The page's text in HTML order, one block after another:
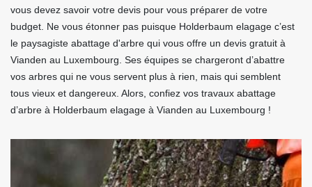
vous devez savoir votre devis pour vous préparer de votre
budget. Ne vous étonner pas puisque Holderbaum elagage c’est
le paysagiste abattage d'arbre qui vous offre un devis gratuit à
Vianden au Luxembourg. Ses équipes se chargeront d’abattre
vos arbres qui ne vous servent plus à rien, mais qui semblent
tous vieux et dangereux. Alors, confiez vos travaux abattage
d’arbre à Holderbaum elagage à Vianden au Luxembourg !